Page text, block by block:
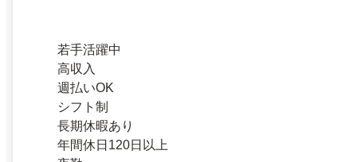
若手活躍中
高収入
週払いOK
シフト制
長期休暇あり
年間休日120日以上